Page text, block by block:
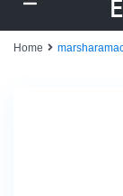
Home